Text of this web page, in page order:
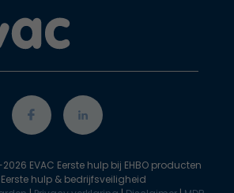
EVAC Eerste hulp bij EHBO producten
Eerste hulp & bedrijfsveiligheid